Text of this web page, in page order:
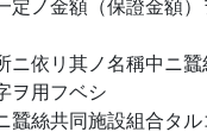
依リ其ノ名稱中ニ
ヲ用フベシ
絲共同施設組合タ